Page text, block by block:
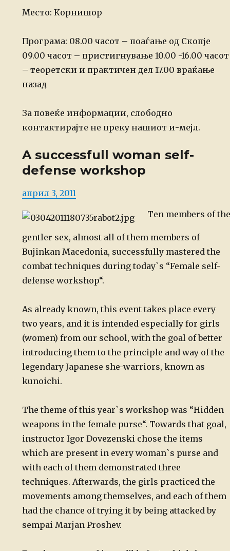
Место: Корнишор
Програма: 08.00 часот – поаѓање од Скопје
09.00 часот – пристигнување 10.00 -16.00 часот
– теоретски и практичен дел17.00 враќање
назад
За повеќе информации, слободно
контактирајте не преку нашиот и-мејл.
A successfull woman self-
defense workshop
Posted
април 3, 2011
Ten members of the
gentler sex, almost all of them members of
Bujinkan Macedonia, successfully mastered the
combat techniques during today`s “Female self-
defense workshop“.
As already known, this event takes place every
two years, and it is intended especially for girls
(women) from our school, with the goal of better
introducing them to the principle and way of the
legendary Japanese she-warriors, known as
kunoichi.
The theme of this year`s workshop was “Hidden
weapons in the female purse“. Towards that goal,
instructor Igor Dovezenski chose the items
which are present in every woman`s purse and
with each of them demonstrated three
techniques. Afterwards, the girls practiced the
movements among themselves, and each of them
had the chance of trying it by being attacked by
sempai Marjan Proshev.